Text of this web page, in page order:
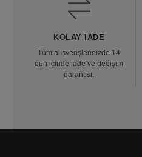
KOLAY İADE
Tüm alışverişlerinizde 14
gün içinde iade ve değişim
garantisi.